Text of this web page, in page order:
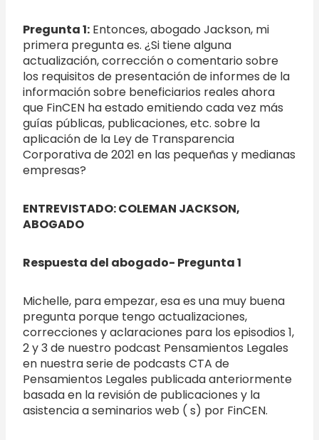
Pregunta 1: Entonces, abogado Jackson, mi
primera pregunta es. ¿Si tiene alguna
actualización, corrección o comentario sobre
los requisitos de presentación de informes de la
información sobre beneficiarios reales ahora
que FinCEN ha estado emitiendo cada vez más
guías públicas, publicaciones, etc. sobre la
aplicación de la Ley de Transparencia
Corporativa de 2021 en las pequeñas y medianas
empresas?
ENTREVISTADO: COLEMAN JACKSON,
ABOGADO
Respuesta del abogado- Pregunta 1
Michelle, para empezar, esa es una muy buena
pregunta porque tengo actualizaciones,
correcciones y aclaraciones para los episodios 1,
2 y 3 de nuestro podcast Pensamientos Legales
en nuestra serie de podcasts CTA de
Pensamientos Legales publicada anteriormente
basada en la revisión de publicaciones y la
asistencia a seminarios web ( s) por FinCEN.